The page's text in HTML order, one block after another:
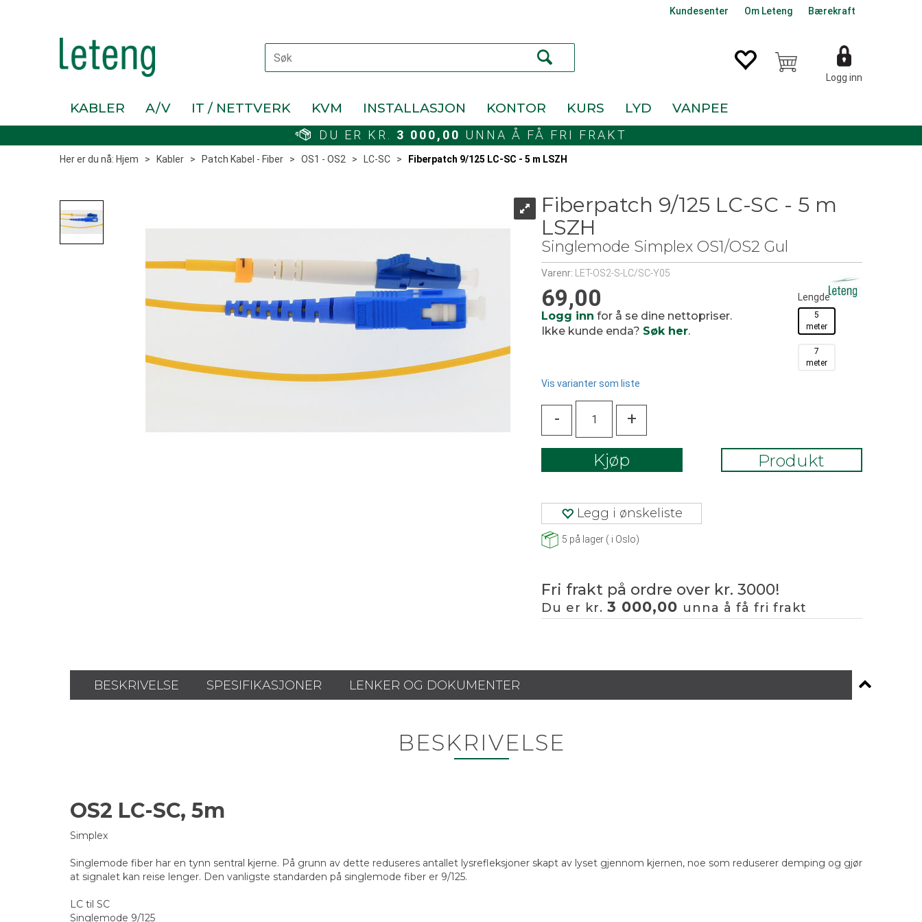
Kundesenter Om Leteng Bærekraft
Logg inn
KABLER A/V IT / NETTVERK KVM INSTALLASJON KONTOR KURS LYD VANPEE
DU ER KR. 3 000,00 UNNA Å FÅ FRI FRAKT
Her er du nå: Hjem > Kabler > Patch Kabel - Fiber > OS1 - OS2 > LC-SC > Fiberpatch 9/125 LC-SC - 5 m LSZH
Fiberpatch 9/125 LC-SC - 5 m
LSZH
Singlemode Simplex OS1/OS2 Gul
Varenr: LET-OS2-S-LC/SC-Y05
69,00
Logg inn for å se dine nettopriser.
Ikke kunde enda? Søk her.
Lengde
5
meter
7
meter
Vis varianter som liste
- +
Kjøp Produkt
Legg i ønskeliste
5 på lager ( i Oslo)
Fri frakt på ordre over kr. 3000!
Du er kr. 3 000,00 unna å få fri frakt
BESKRIVELSE SPESIFIKASJONER LENKER OG DOKUMENTER
BESKRIVELSE
OS2 LC-SC, 5m
Simplex
Singlemode fiber har en tynn sentral kjerne. På grunn av dette reduseres antallet lysrefleksjoner skapt av lyset gjennom kjernen, noe som reduserer demping og gjør
at signalet kan reise lenger. Den vanligste standarden på singlemode fiber er 9/125.
LC til SC
Singlemode 9/125